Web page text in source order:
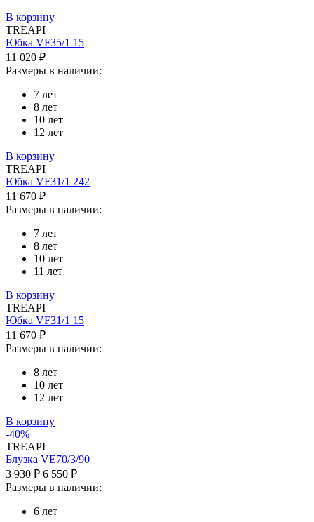
В корзину
TREAPI
Юбка VF35/1 15
11 020 ₽
Размеры в наличии:
7 лет
8 лет
10 лет
12 лет
В корзину
TREAPI
Юбка VF31/1 242
11 670 ₽
Размеры в наличии:
7 лет
8 лет
10 лет
11 лет
В корзину
TREAPI
Юбка VF31/1 15
11 670 ₽
Размеры в наличии:
8 лет
10 лет
12 лет
В корзину
-40%
TREAPI
Блузка VE70/3/90
3 930 ₽ 6 550 ₽
Размеры в наличии:
6 лет